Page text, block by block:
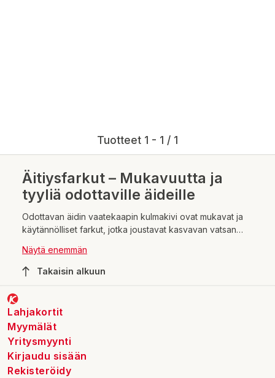
Tuotteet 1 - 1 / 1
Äitiysfarkut – Mukavuutta ja
tyyliä odottaville äideille
Odottavan äidin vaatekaapin kulmakivi ovat mukavat ja
käytännölliset farkut, jotka joustavat kasvavan vatsan
äideille, jotka haluavat yhdistää mukavuuden ja tyylin.
Kärkkäisen verkkokaupasta löydät laajan valikoiman
Näytä enemmän
Takaisin alkuun
Lahjakortit
Myymälät
Yritysmyynti
Kirjaudu sisään
Rekisteröidy